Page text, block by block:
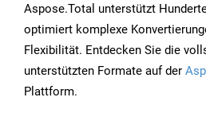
Aspose.Total unterstützt
optimiert komplexe
Flexibilität. Entdecken Sie die
unterstützten Formate auf der
Plattform.